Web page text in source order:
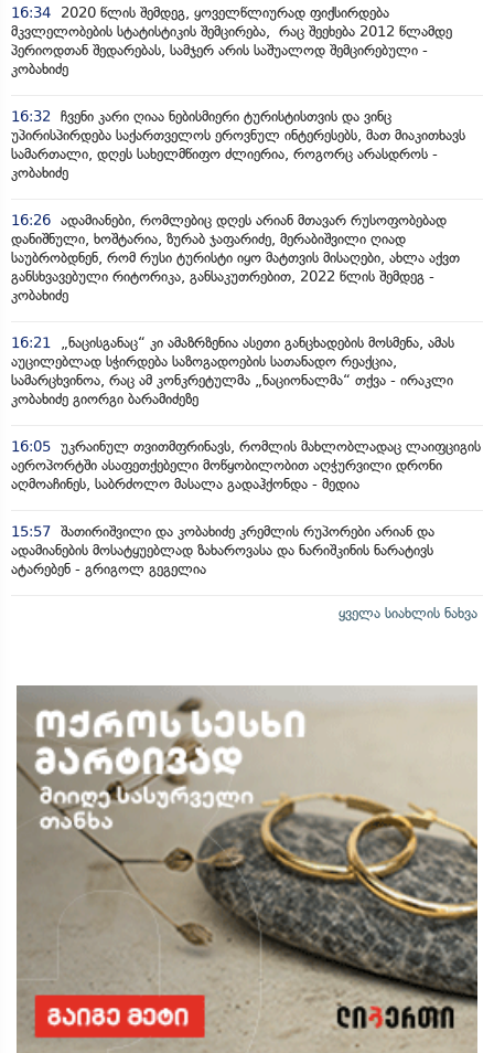
16:34
2020 წლის შემდეგ, ყოველწლიურად ფიქსირდება
მკვლელობების სტატისტიკის შემცირება, რაც შეეხება 2012 წლამდე
პერიოდთან შედარებას, სამჯერ არის საშუალოდ შემცირებული -
კობახიძე
16:32 ჩვენი კარი ღიაა ნებისმიერი ტურისტისთვის და ვინც
უპირისპირდება საქართველოს ეროვნულ ინტერესებს, მათ მიაკითხავს
სამართალი, დღეს სახელმწიფო ძლიერია, როგორც არასდროს -
კობახიძე
16:26 ადამიანები, რომლებიც დღეს არიან მთავარ რუსოფობებად
დანიშნული, ხოშტარია, ზურაბ ჯაფარიძე, მერაბიშვილი ღიად
საუბრობდნენ, რომ რუსი ტურისტი იყო მატთვის მისაღები, ახლა აქვთ
განსხვავებული რიტორიკა, განსაკუთრებით, 2022 წლის შემდეგ -
კობახიძე
16:21
„ნაცისგანაც“ კი ამაზრზენია ასეთი განცხადების მოსმენა, ამას
აუცილებლად სჭირდება საზოგადოების სათანადო რეაქცია,
სამარცხვინოა, რაც ამ კონკრეტულმა „ნაციონალმა“ თქვა - ირაკლი
კობახიძე გიორგი ბარამიძეზე
16:05 უკრაინულ თვითმფრინავს, რომლის მახლობლადაც ლაიფციგის
აეროპორტში ასაფეთქებელი მოწყობილობით აღჭურვილი დრონი
აღმოაჩინეს, საბრძოლო მასალა გადაჰქონდა - მედია
15:57 შათირიშვილი და კობახიძე კრემლის რუპორები არიან და
ადამიანების მოსატყუებლად ზახაროვასა და ნარიშკინის ნარატივს
ატარებენ - გრიგოლ გეგელია
ყველა სიახლის ნახვა